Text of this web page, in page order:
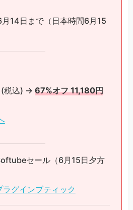
14日まで（日本時間6月15
(税込) → 67%オフ 11,180円
セール（6月15日夕方
ラグインブティック